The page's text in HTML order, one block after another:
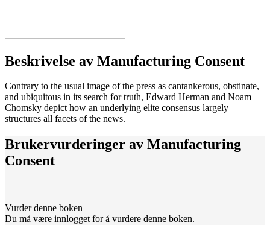
Beskrivelse av Manufacturing Consent
Contrary to the usual image of the press as cantankerous, obstinate,
and ubiquitous in its search for truth, Edward Herman and Noam
Chomsky depict how an underlying elite consensus largely
structures all facets of the news.
Brukervurderinger av Manufacturing
Consent
Vurder denne boken
Du må være innlogget for å vurdere denne boken.